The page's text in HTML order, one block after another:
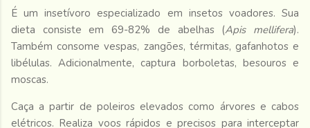
É um insetívoro especializado em insetos voadores. Sua
dieta consiste em 69-82% de abelhas (Apis mellifera).
Também consome vespas, zangões, térmitas, gafanhotos e
libélulas. Adicionalmente, captura borboletas, besouros e
moscas.
Caça a partir de poleiros elevados como árvores e cabos
elétricos. Realiza voos rápidos e precisos para interceptar